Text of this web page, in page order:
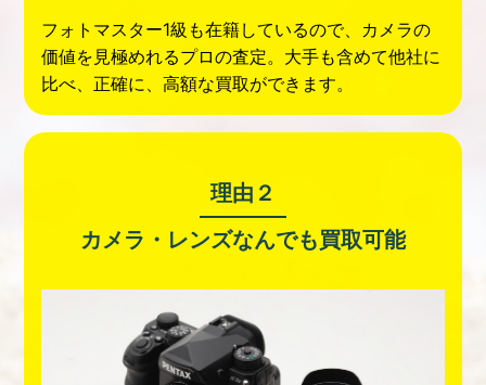
フォトマスター1級も在籍しているので、カメラの
価値を見極めれるプロの査定。大手も含めて他社に
比べ、正確に、高額な買取ができます。
理由２
カメラ・レンズなんでも買取可能